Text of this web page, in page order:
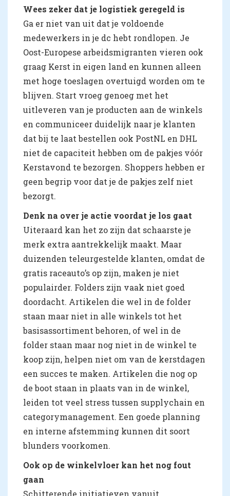
Wees zeker dat je logistiek geregeld is
Ga er niet van uit dat je voldoende
medewerkers in je dc hebt rondlopen. Je
Oost-Europese arbeidsmigranten vieren ook
graag Kerst in eigen land en kunnen alleen
met hoge toeslagen overtuigd worden om te
blijven. Start vroeg genoeg met het
uitleveren van je producten aan de winkels
en communiceer duidelijk naar je klanten
dat bij te laat bestellen ook PostNL en DHL
niet de capaciteit hebben om de pakjes vóór
Kerstavond te bezorgen. Shoppers hebben er
geen begrip voor dat je de pakjes zelf niet
bezorgt.
Denk na over je actie voordat je los gaat
Uiteraard kan het zo zijn dat schaarste je
merk extra aantrekkelijk maakt. Maar
duizenden teleurgestelde klanten, omdat de
gratis raceauto’s op zijn, maken je niet
populairder. Folders zijn vaak niet goed
doordacht. Artikelen die wel in de folder
staan maar niet in alle winkels tot het
basisassortiment behoren, of wel in de
folder staan maar nog niet in de winkel te
koop zijn, helpen niet om van de kerstdagen
een succes te maken. Artikelen die nog op
de boot staan in plaats van in de winkel,
leiden tot veel stress tussen supplychain en
categorymanagement. Een goede planning
en interne afstemming kunnen dit soort
blunders voorkomen.
Ook op de winkelvloer kan het nog fout
gaan
Schitterende initiatieven vanuit